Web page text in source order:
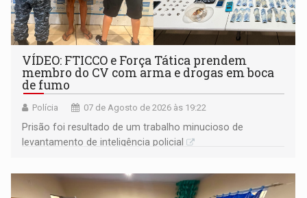
VÍDEO: FTICCO e Força Tática prendem
membro do CV com arma e drogas em boca
de fumo
Polícia 07 de Agosto de 2026 às 19:22
Prisão foi resultado de um trabalho minucioso de
levantamento de inteligência policial